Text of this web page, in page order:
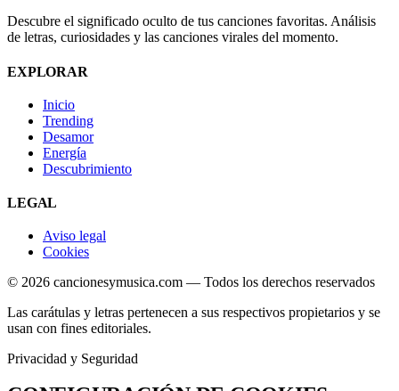
Descubre el significado oculto de tus canciones favoritas. Análisis
de letras, curiosidades y las canciones virales del momento.
EXPLORAR
Inicio
Trending
Desamor
Energía
Descubrimiento
LEGAL
Aviso legal
Cookies
© 2026 cancionesymusica.com — Todos los derechos reservados
Las carátulas y letras pertenecen a sus respectivos propietarios y se
usan con fines editoriales.
Privacidad y Seguridad